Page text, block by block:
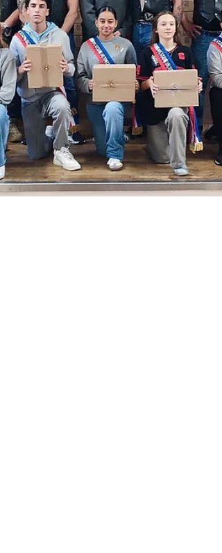
ont suivi. Un grand merci à vous tous qui vous
êtes mobolisé pour cette commémoration.
Messe à Carentan et cérémonie à Auxais
(50500). Ce lundi 11 novembre 2024 cinq
membres de Vétérans-Opex nord-ouest se
rendus avec le drapeau de la section à la
cérémonie religieuse en mémoire des victimes